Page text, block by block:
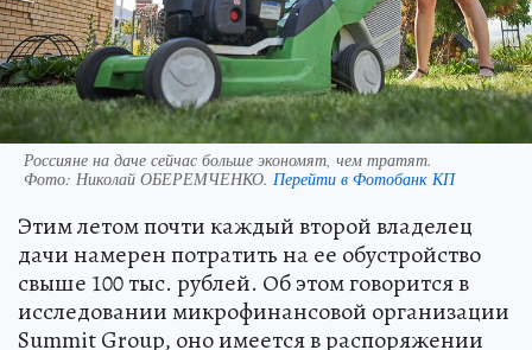
Россияне на даче сейчас больше экономят, чем тратят.
Фото: Николай ОБЕРЕМЧЕНКО. Перейти в Фотобанк КП
Этим летом почти каждый второй владелец
дачи намерен потратить на ее обустройство
свыше 100 тыс. рублей. Об этом говорится в
исследовании микрофинансовой организации
Summit Group, оно имеется в распоряжении